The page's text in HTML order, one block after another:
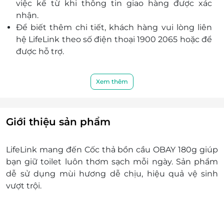
việc kể từ khi thông tin giao hàng được xác
nhận.
Để biết thêm chi tiết, khách hàng vui lòng liên
hệ LifeLink theo số điện thoại 1900 2065 hoặc để
được hỗ trợ.
Xem thêm
Giới thiệu sản phẩm
LifeLink mang đến Cốc thả bồn cầu OBAY 180g giúp
bạn giữ toilet luôn thơm sạch mỗi ngày. Sản phẩm
dễ sử dụng mùi hương dễ chịu, hiệu quả vệ sinh
vượt trội.